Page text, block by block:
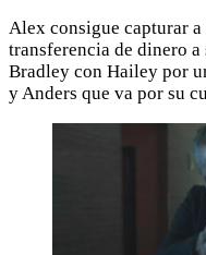
Alex consigue capturar
transferencia de dinero a
Bradley con Hailey por
y Anders que va por su